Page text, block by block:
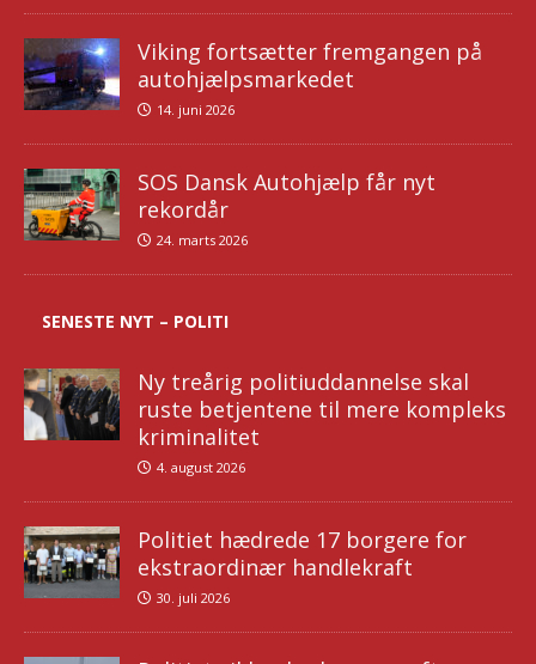
Viking fortsætter fremgangen på
autohjælpsmarkedet
14. juni 2026
SOS Dansk Autohjælp får nyt
rekordår
24. marts 2026
SENESTE NYT – POLITI
Ny treårig politiuddannelse skal
ruste betjentene til mere kompleks
kriminalitet
4. august 2026
Politiet hædrede 17 borgere for
ekstraordinær handlekraft
30. juli 2026